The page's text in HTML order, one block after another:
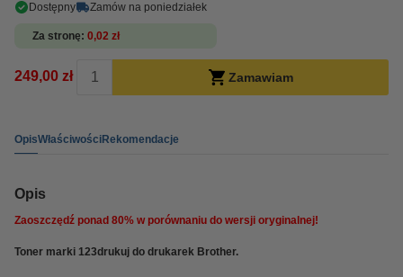
Dostępny
Zamów na poniedziałek
Za stronę 0,02 zł
249,00 zł Zamawiam
OpisWłaściwościRekomendacje
Opis
Zaoszczędź ponad 80% w porównaniu do wersji oryginalnej!
Toner marki 123drukuj do drukarek Brother.